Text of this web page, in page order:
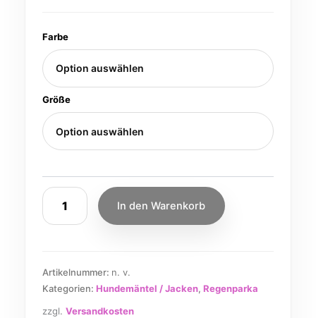
Farbe
Größe
In den Warenkorb
Artikelnummer: n. v.
Kategorien: Hundemäntel / Jacken, Regenparka
zzgl. Versandkosten